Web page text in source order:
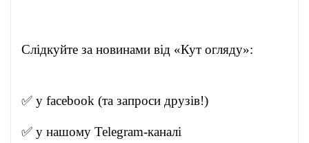
Слідкуйте за новинами від «Кут огляду»:
✅ у facebook (та запроси друзів!)
✅ у нашому Telegram-каналі